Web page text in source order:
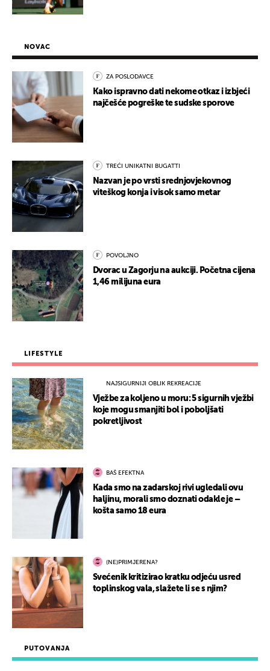
PUTOVANJA
NOVAC
ZA POSLODAVCE
Kako ispravno dati nekome otkaz i izbjeći
najčešće pogreške te sudske sporove
TREĆI UNIKATNI BUGATTI
Nazvan je po vrsti srednjovjekovnog
viteškog konja i visok samo metar
POVOLJNO
Dvorac u Zagorju na aukciji. Početna cijena
1,46 milijuna eura
LIFESTYLE
NAJSIGURNIJI OBLIK REKREACIJE
Vježbe za koljeno u moru: 5 sigurnih vježbi
koje mogu smanjiti bol i poboljšati
pokretljivost
BAŠ EFEKTNA
Kada smo na zadarskoj rivi ugledali ovu
haljinu, morali smo doznati odakle je –
košta samo 18 eura
(NE)PRIMJERENA?
Svećenik kritizirao kratku odjeću usred
toplinskog vala, slažete li se s njim?